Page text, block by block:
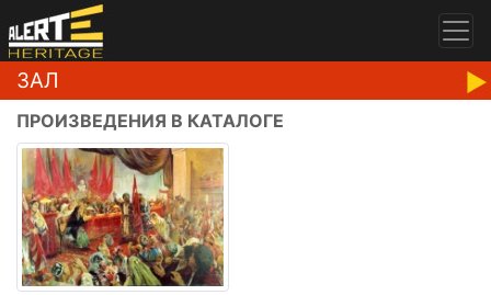
ЗАЛ
ПРОИЗВЕДЕНИЯ В КАТАЛОГЕ